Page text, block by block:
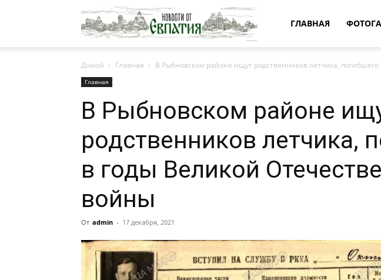
Новости
от
Евпатия
ГЛАВНАЯ
Домой Главная В Рыбновском районе ищут родственников летчика,
Главная
В Рыбновском районе
родственников летчика,
в годы Великой
войны
От admin - 17 декабря, 2021